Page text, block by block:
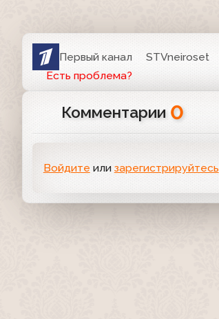
Первый канал STVneiroset
Есть проблема?
Комментарии 0
Войдите или зарегистрируйтесь